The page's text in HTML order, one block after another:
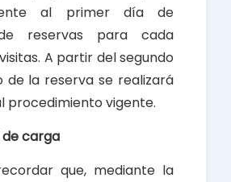
al primer día de
reservas para cada
A partir del segundo
de la reserva se realizará
procedimiento vigente.
carga
que, mediante la